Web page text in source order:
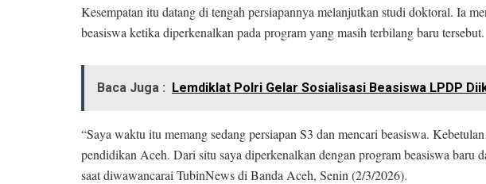
Kesempatan itu datang di tengah persiapannya melanjutkan studi doktoral. Ia
beasiswa ketika diperkenalkan pada program yang masih terbilang baru tersebut.
Baca Juga : Lemdiklat Polri Gelar Sosialisasi Beasiswa LPDP
“Saya waktu itu memang sedang persiapan S3 dan mencari beasiswa.
pendidikan Aceh. Dari situ saya diperkenalkan dengan program beasiswa baru
saat diwawancarai TubinNews di Banda Aceh, Senin (2/3/2026).